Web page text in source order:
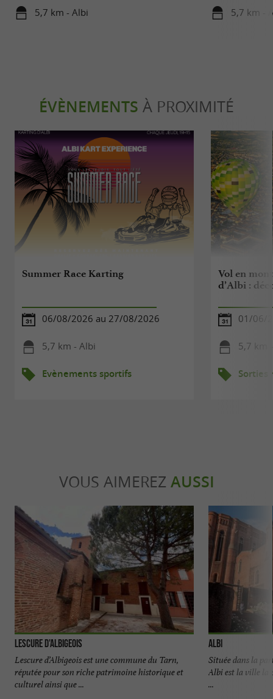
5,7 km - Albi 5,7 km -
ÉVÈNEMENTS À PROXIMITÉ
Summer Race Karting
06/08/2026 au 27/08/2026
5,7 km - Albi
Evènements sportifs
Vol en
d’Albi :
01/06/
5,7 km
Sorties
VOUS AIMEREZ AUSSI
Lescure d'Albigeois
Lescure d’Albigeois est une commune du Tarn,
réputée pour son riche patrimoine historique et
culturel ainsi que ...
Albi
Située dans la
Albi est la ville la
...